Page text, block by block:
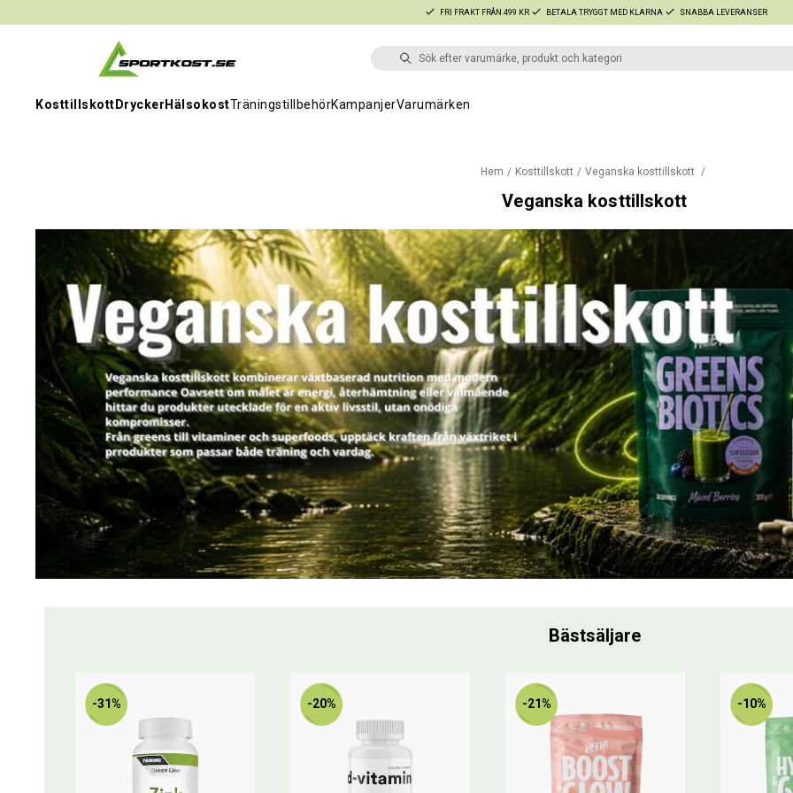
FRI FRAKT FRÅN 499 KR BETALA TRYGGT MED KLARNA SNABBA LEVERANSER
KosttillskottDryckerHälsokostTräningstillbehörKampanjerVarumärken
Hem Kosttillskott Veganska kosttillskott
Veganska kosttillskott
Bästsäljare
-31% -20% -21% -10%